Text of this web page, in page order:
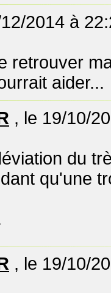
2014 à
retrouver
aider...
, le 19/10/
du
qu'une
, le 19/10/